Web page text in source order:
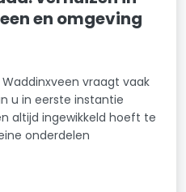
en omgeving
vraagt vaak
u in eerste instantie
altijd ingewikkeld hoeft te
onderdelen